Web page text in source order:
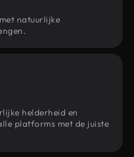
natuurlijke
helderheid en
platforms met de juiste